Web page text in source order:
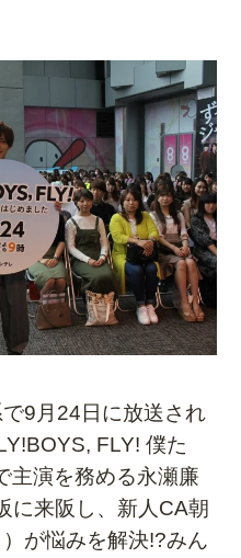
9月24日に放送され
FLY! 僕た
主演を務める永瀬廉
に来阪し、新人CA朝
が悩みを解決!?みん